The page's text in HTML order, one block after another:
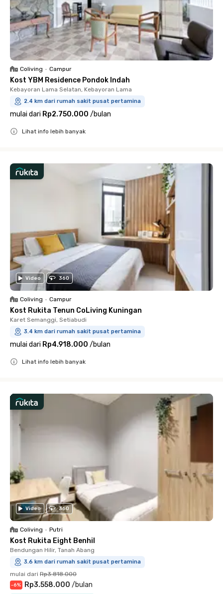
Coliving • Campur
Kost YBM Residence Pondok Indah
Kebayoran Lama Selatan, Kebayoran Lama
2.4 km dari rumah sakit pusat pertamina
mulai dari Rp2.750.000 /bulan
Lihat info lebih banyak
Video 360
Coliving • Campur
Kost Rukita Tenun CoLiving Kuningan
Karet Semanggi, Setiabudi
3.4 km dari rumah sakit pusat pertamina
mulai dari Rp4.918.000 /bulan
Lihat info lebih banyak
Video 360
Coliving • Putri
Kost Rukita Eight Benhil
Bendungan Hilir, Tanah Abang
3.6 km dari rumah sakit pusat pertamina
mulai dari Rp3.818.000
-6% Rp3.558.000 /bulan